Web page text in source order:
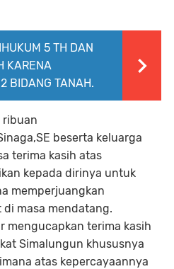
5 TH DAN
KARENA
BIDANG TANAH.
ribuan
beserta keluarga
terima kasih atas
kepada dirinya untuk
memperjuangkan
masa mendatang.
mengucapkan terima kasih
Simalungun khususnya
atas kepercayaannya